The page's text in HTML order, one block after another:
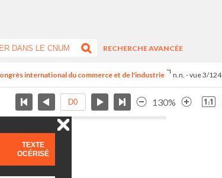
RECHERCHE AVANCÉE
international du commerce et de l'industrie n.n. - vue 3/124
130%
TEXTE
OCÉRISÉ